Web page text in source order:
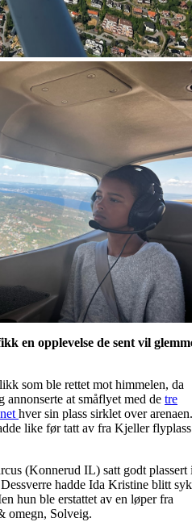
en opplevelse de sent vil
som ble rettet mot himmelen, da
at småflyet med de tre
hver sin plass sirklet over arenaen.
like før tatt av fra Kjeller flyplass
(Konnerud IL) satt godt plassert
hadde Ida Kristine blitt syk
hun ble erstattet av en løper fra
omegn, Solveig.